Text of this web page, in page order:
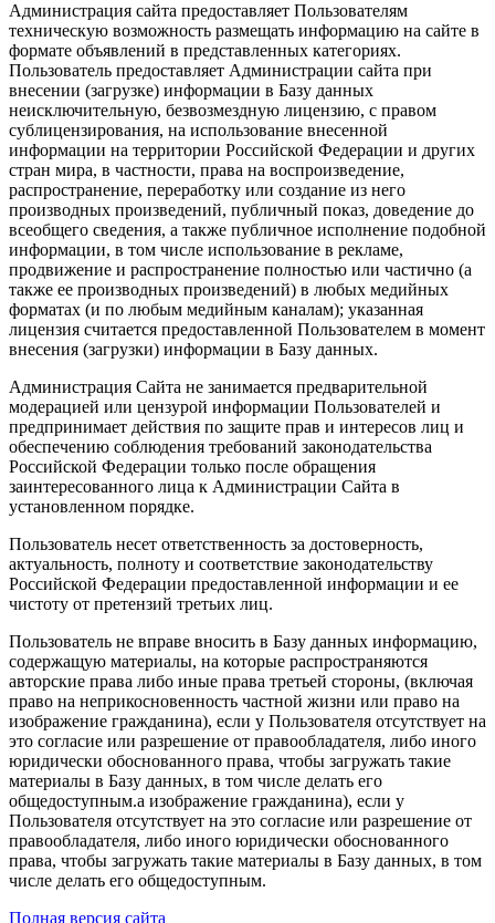
Администрация сайта предоставляет Пользователям
техническую возможность размещать информацию на сайте в
формате объявлений в представленных категориях.
Пользователь предоставляет Администрации сайта при
внесении (загрузке) информации в Базу данных
неисключительную, безвозмездную лицензию, с правом
сублицензирования, на использование внесенной
информации на территории Российской Федерации и других
стран мира, в частности, права на воспроизведение,
распространение, переработку или создание из него
производных произведений, публичный показ, доведение до
всеобщего сведения, а также публичное исполнение подобной
информации, в том числе использование в рекламе,
продвижение и распространение полностью или частично (а
также ее производных произведений) в любых медийных
форматах (и по любым медийным каналам); указанная
лицензия считается предоставленной Пользователем в момент
внесения (загрузки) информации в Базу данных.
Администрация Сайта не занимается предварительной
модерацией или цензурой информации Пользователей и
предпринимает действия по защите прав и интересов лиц и
обеспечению соблюдения требований законодательства
Российской Федерации только после обращения
заинтересованного лица к Администрации Сайта в
установленном порядке.
Пользователь несет ответственность за достоверность,
актуальность, полноту и соответствие законодательству
Российской Федерации предоставленной информации и ее
чистоту от претензий третьих лиц.
Пользователь не вправе вносить в Базу данных информацию,
содержащую материалы, на которые распространяются
авторские права либо иные права третьей стороны, (включая
право на неприкосновенность частной жизни или право на
изображение гражданина), если у Пользователя отсутствует на
это согласие или разрешение от правообладателя, либо иного
юридически обоснованного права, чтобы загружать такие
материалы в Базу данных, в том числе делать его
общедоступным.а изображение гражданина), если у
Пользователя отсутствует на это согласие или разрешение от
правообладателя, либо иного юридически обоснованного
права, чтобы загружать такие материалы в Базу данных, в том
числе делать его общедоступным.
Полная версия сайта